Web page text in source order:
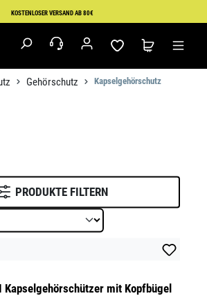
KOSTENLOSER VERSAND AB 80€
Gehörschutz Kapselgehörschutz
PRODUKTE FILTERN
I Kapselgehörschützer mit Kopfbügel